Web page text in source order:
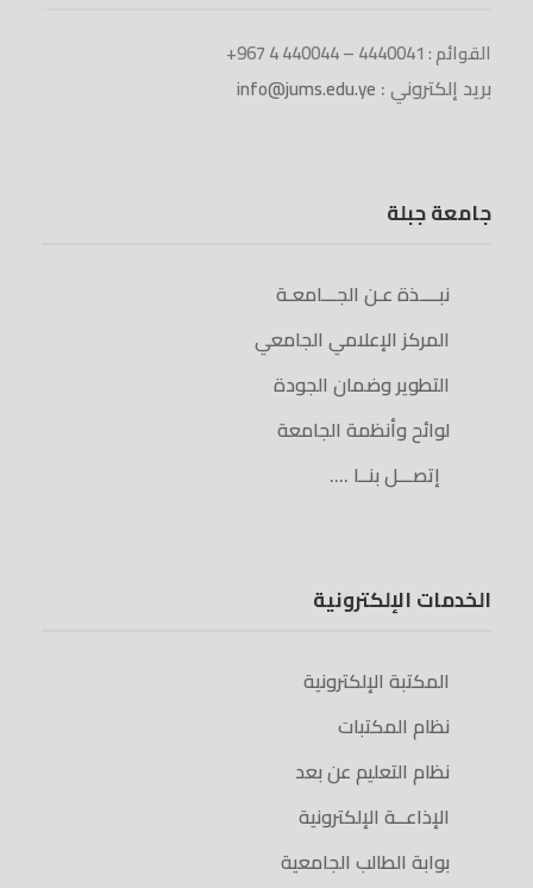
القوائم : 4440041 – 440044 4 967+
بريد إلكتروني : info@jums.edu.ye
جامعة جبلة
نبــــذة عـن الجـــامعـة
المركز الإعلامي الجامعي
التطوير وضمان الجودة
لوائح وأنظمة الجامعة
إتصـــل بنــا ….
الخدمات الإلكترونية
المكتبة الإلكترونية
نظام المكتبات
نظام التعليم عن بعد
الإذاعــة الإلكترونية
بوابة الطالب الجامعية